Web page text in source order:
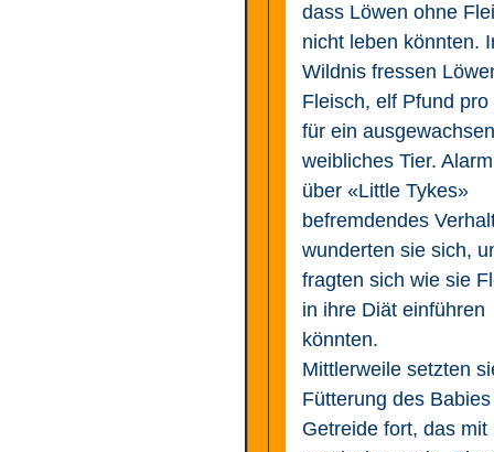
dass Löwen ohne
nicht leben könnten.
Wildnis fressen
Fleisch, elf Pfund pro
für ein
weibliches Tier.
über «Little Tykes»
befremdendes
wunderten sie sich,
fragten sich wie sie
in ihre Diät einführen
könnten.
Mittlerweile setzten
Fütterung des
Getreide fort, das mit